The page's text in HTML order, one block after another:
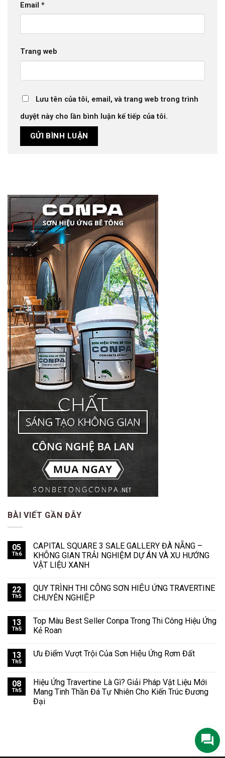
Email *
Trang web
Lưu tên của tôi, email, và trang web trong trình
duyệt này cho lần bình luận kế tiếp của tôi.
BÀI VIẾT GẦN ĐÂY
05
Th6
CAPITAL SQUARE 3 SALE GALLERY ĐÀ NẴNG –
KHÔNG GIAN TRẢI NGHIỆM DỰ ÁN VÀ XU HƯỚNG
VẬT LIỆU XANH
22
Th5
QUY TRÌNH THI CÔNG SƠN HIỆU ỨNG TRAVERTINE
CHUYÊN NGHIỆP
13
Th5
Top Màu Best Seller Conpa Trong Thi Công Hiệu Ứng
Kẻ Roan
13
Th5
Ưu Điểm Vượt Trội Của Sơn Hiệu Ứng Rơm Đất
08
Th5
Hiệu Ứng Travertine Là Gì? Giải Pháp Vật Liệu Mới
Mang Tinh Thần Đá Tự Nhiên Cho Kiến Trúc Đương
Đại